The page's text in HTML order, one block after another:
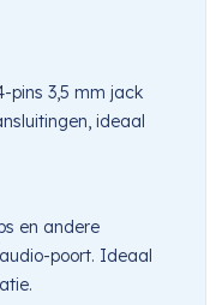
pins 3,5 mm jack
ideaal
en andere
poort. Ideaal